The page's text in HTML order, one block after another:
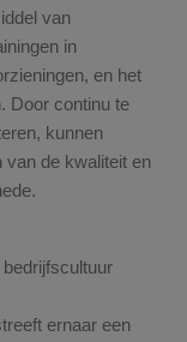
van
in
en het
Door continu te
kunnen
van de kwaliteit en
ernaar een